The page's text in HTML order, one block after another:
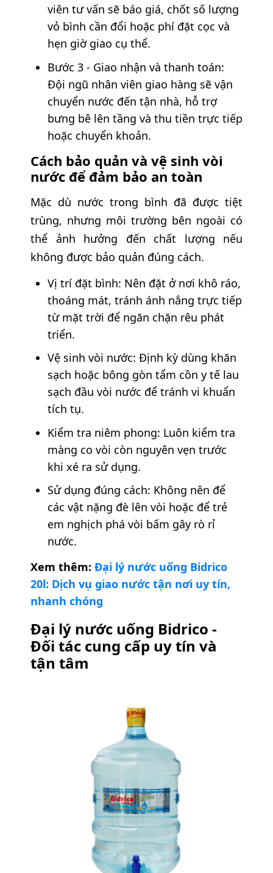
viên tư vấn sẽ báo giá, chốt số lượng
vỏ bình cần đổi hoặc phí đặt cọc và
hẹn giờ giao cụ thể.
Bước 3 - Giao nhận và thanh toán:
Đội ngũ nhân viên giao hàng sẽ vận
chuyển nước đến tận nhà, hỗ trợ
bưng bê lên tầng và thu tiền trực tiếp
hoặc chuyển khoản.
Cách bảo quản và vệ sinh vòi
nước để đảm bảo an toàn
Mặc dù nước trong bình đã được tiệt
trùng, nhưng môi trường bên ngoài có
thể ảnh hưởng đến chất lượng nếu
không được bảo quản đúng cách.
Vị trí đặt bình: Nên đặt ở nơi khô ráo,
thoáng mát, tránh ánh nắng trực tiếp
từ mặt trời để ngăn chặn rêu phát
triển.
Vệ sinh vòi nước: Định kỳ dùng khăn
sạch hoặc bông gòn tẩm cồn y tế lau
sạch đầu vòi nước để tránh vi khuẩn
tích tụ.
Kiểm tra niêm phong: Luôn kiểm tra
màng co vòi còn nguyên vẹn trước
khi xé ra sử dụng.
Sử dụng đúng cách: Không nên để
các vật nặng đè lên vòi hoặc để trẻ
em nghịch phá vòi bấm gây rò rỉ
nước.
Xem thêm: Đại lý nước uống Bidrico
20l: Dịch vụ giao nước tận nơi uy tín,
nhanh chóng
Đại lý nước uống Bidrico -
Đối tác cung cấp uy tín và
tận tâm